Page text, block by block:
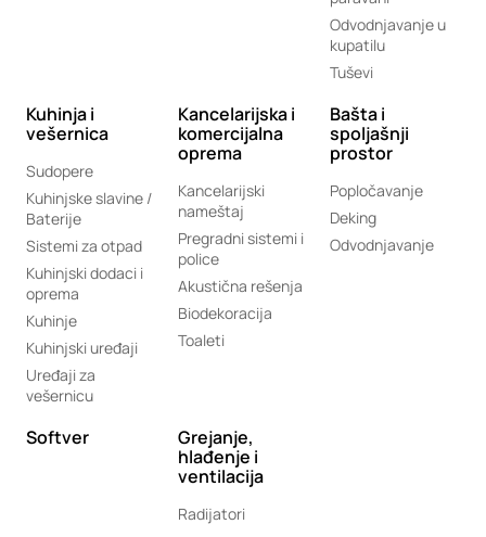
Odvodnjavanje u
kupatilu
Tuševi
Kuhinja i
vešernica
Sudopere
Kuhinjske slavine /
Baterije
Sistemi za otpad
Kuhinjski dodaci i
oprema
Kuhinje
Kuhinjski uređaji
Uređaji za
vešernicu
Kancelarijska i
komercijalna
oprema
Kancelarijski
nameštaj
Pregradni sistemi i
police
Akustična rešenja
Biodekoracija
Toaleti
Bašta i
spoljašnji
prostor
Popločavanje
Deking
Odvodnjavanje
Softver
Grejanje,
hlađenje i
ventilacija
Radijatori